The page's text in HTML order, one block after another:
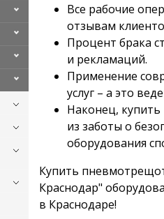
Все рабочие
отзывам
Процент брака
и рекламаций.
Применение
услуг – а это
Наконец, купить
из заботы о
оборудования
Купить
Краснодар"
в Краснодаре!